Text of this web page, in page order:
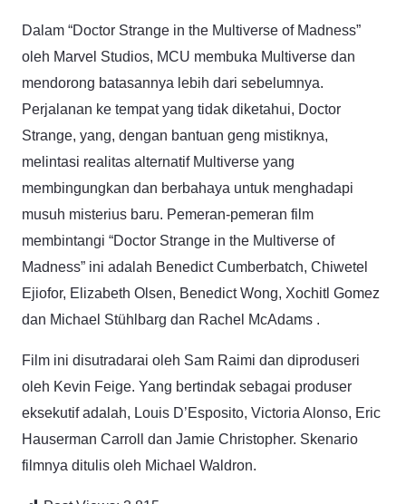
Dalam “Doctor Strange in the Multiverse of Madness”
oleh Marvel Studios, MCU membuka Multiverse dan
mendorong batasannya lebih dari sebelumnya.
Perjalanan ke tempat yang tidak diketahui, Doctor
Strange, yang, dengan bantuan geng mistiknya,
melintasi realitas alternatif Multiverse yang
membingungkan dan berbahaya untuk menghadapi
musuh misterius baru. Pemeran-pemeran film
membintangi “Doctor Strange in the Multiverse of
Madness” ini adalah Benedict Cumberbatch, Chiwetel
Ejiofor, Elizabeth Olsen, Benedict Wong, Xochitl Gomez
dan Michael Stühlbarg dan Rachel McAdams .
Film ini disutradarai oleh Sam Raimi dan diproduseri
oleh Kevin Feige. Yang bertindak sebagai produser
eksekutif adalah, Louis D’Esposito, Victoria Alonso, Eric
Hauserman Carroll dan Jamie Christopher. Skenario
filmnya ditulis oleh Michael Waldron.